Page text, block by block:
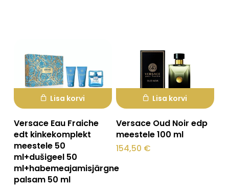
saab
teha
tootelehel.
tootelehel.
Lisa korvi
Versace Eau Fraiche
edt kinkekomplekt
meestele 50
ml+dušigeel 50
ml+habemeajamisjärgne
palsam 50 ml
Lisa korvi
Versace Oud Noir edp
meestele 100 ml
154,50 €